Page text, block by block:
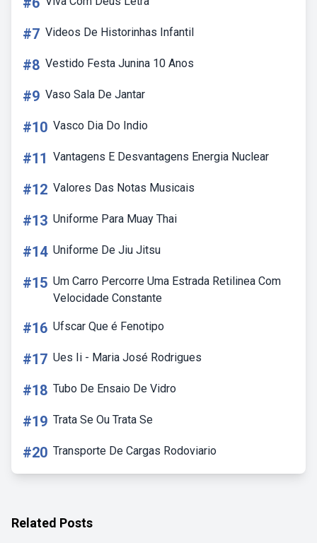
#7 Videos De Historinhas Infantil
#8 Vestido Festa Junina 10 Anos
#9 Vaso Sala De Jantar
#10 Vasco Dia Do Indio
#11 Vantagens E Desvantagens Energia Nuclear
#12 Valores Das Notas Musicais
#13 Uniforme Para Muay Thai
#14 Uniforme De Jiu Jitsu
#15 Um Carro Percorre Uma Estrada Retilinea Com
Velocidade Constante
#16 Ufscar Que é Fenotipo
#17 Ues Ii - Maria José Rodrigues
#18 Tubo De Ensaio De Vidro
#19 Trata Se Ou Trata Se
#20 Transporte De Cargas Rodoviario
Related Posts